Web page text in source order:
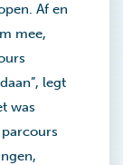
Af en
mee,
legt
was